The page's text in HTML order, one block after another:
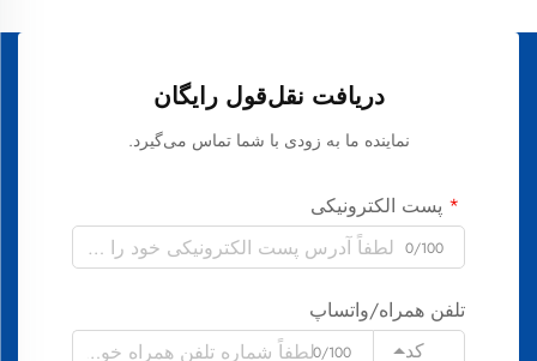
دریافت نقل‌قول رایگان
نماینده ما به زودی با شما تماس می‌گیرد.
پست الکترونیکی
0/100
تلفن همراه/واتساپ
کد
0/100